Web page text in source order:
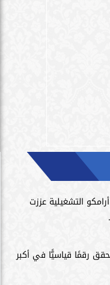
التشغيلية عززت
رقمًا قياسيًّا في أكبر